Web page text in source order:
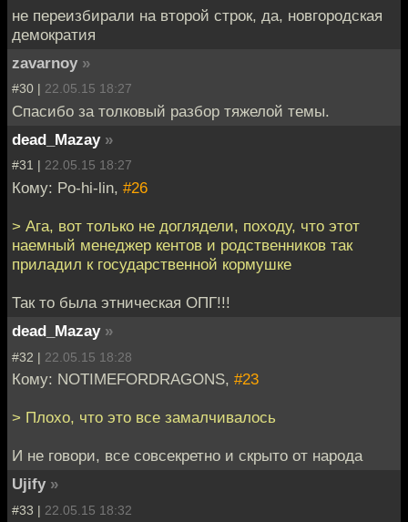
не переизбирали на второй строк, да, новгородская
демократия
zavarnoy »
#30 | 22.05.15 18:27
Спасибо за толковый разбор тяжелой темы.
dead_Mazay »
#31 | 22.05.15 18:27
Кому: Po-hi-lin, #26
> Ага, вот только не доглядели, походу, что этот
наемный менеджер кентов и родственников так
приладил к государственной кормушке
Так то была этническая ОПГ!!!
dead_Mazay »
#32 | 22.05.15 18:28
Кому: NOTIMEFORDRAGONS, #23
> Плохо, что это все замалчивалось
И не говори, все совсекретно и скрыто от народа
Ujify »
#33 | 22.05.15 18:32